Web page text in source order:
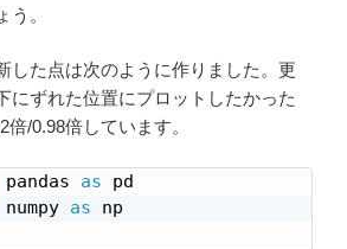
。
した点は次のように作りました。更
にずれた位置にプロットしたかった
/0.98倍しています。
pandas as
numpy as np